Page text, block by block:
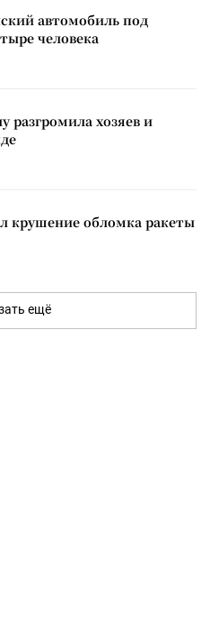
автомобиль под
человека
разгромила хозяев и
крушение обломка ракеты
ещё